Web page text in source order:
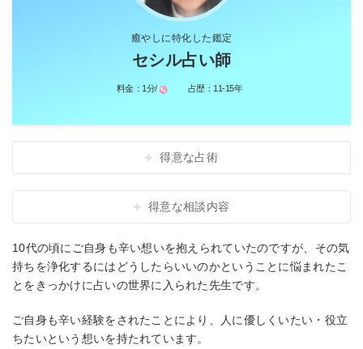
癒やしに特化した鑑定
セシル占い師
料金： 1分/ 占歴： 11-15年
得意な占術
得意な相談内容
10代の頃にご自身も辛い想いを抱えられていたのですが、その気
持ちを浄化するにはどうしたらいいのかということに悩まれたこ
とをきっかけに占いの世界に入られた先生です。
ご自身も辛い経験をされたことにより、人に優しくいたい・役立
ちたいという想いを持たれています。